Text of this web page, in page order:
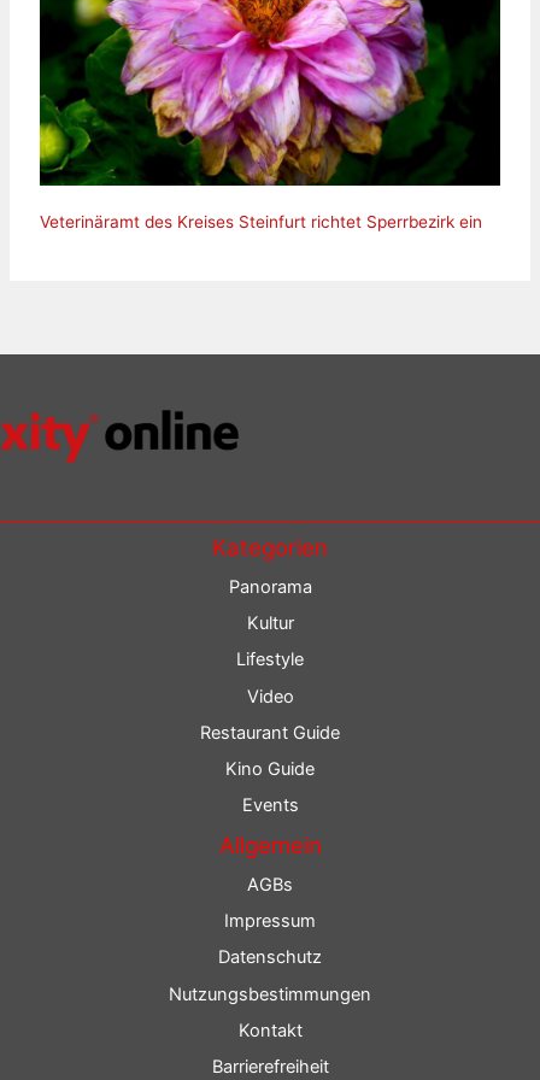
Veterinäramt des Kreises Steinfurt richtet Sperrbezirk ein
Kategorien
Panorama
Kultur
Lifestyle
Video
Restaurant Guide
Kino Guide
Events
Allgemein
AGBs
Impressum
Datenschutz
Nutzungsbestimmungen
Kontakt
Barrierefreiheit